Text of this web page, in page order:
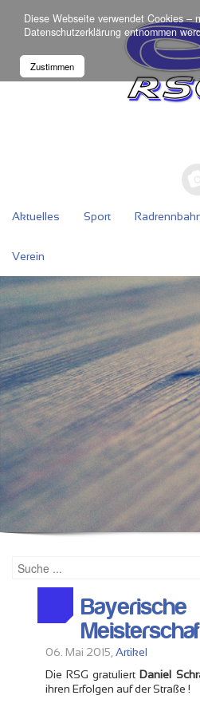
Diese Webseite verwendet Cookies –
Datenschutzerklärung entnommen
Zustimmen
Aktuelles Sport
Verein
Bayerische
06. Mai 2015, Artikel
Die RSG gratuliert Daniel
ihren Erfolgen auf der Straße !